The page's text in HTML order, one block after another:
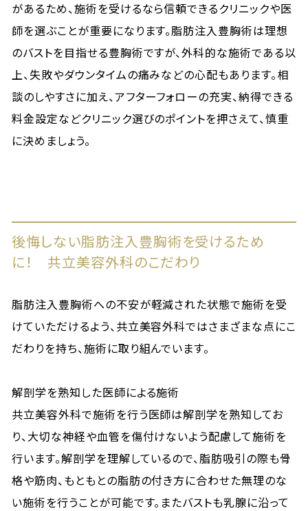
があるため、施術を受けるなら信頼できるクリニックや医
師を選ぶことが重要になります。脂肪注入豊胸術は理想
のバストを目指せる豊胸術ですが、外科的な施術である以
上、失敗やダウンタイムの痛みなどの心配もあります。相
談のしやすさに加え、アフターフォローの充実、納得できる
料金設定などクリニック選びのポイントを押さえて、慎重
に決めましょう。
後悔しない脂肪注入豊胸術を受けるため
に！ 共立美容外科のこだわり
脂肪注入豊胸術への不安が軽減された状態で施術を受
けていただけるよう、共立美容外科ではさまざまな点にこ
だわりを持ち、施術に取り組んでいます。
解剖学を熟知した医師による施術
共立美容外科で施術を行う医師は解剖学を熟知してお
り、大切な神経や血管を傷付けないよう配慮して施術を
行います。解剖学を理解しているので、脂肪吸引の際も骨
格や筋肉、もともとの脂肪の付き方に合わせた無理のな
い施術を行うことが可能です。またバストも乳腺に沿って